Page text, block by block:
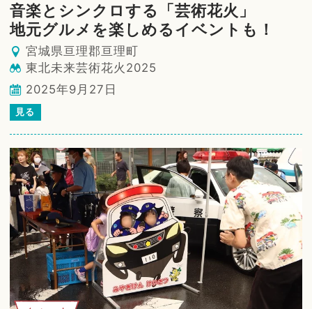
音楽とシンクロする「芸術花火」
地元グルメを楽しめるイベントも！
宮城県亘理郡亘理町
東北未来芸術花火2025
2025年9月27日
見る